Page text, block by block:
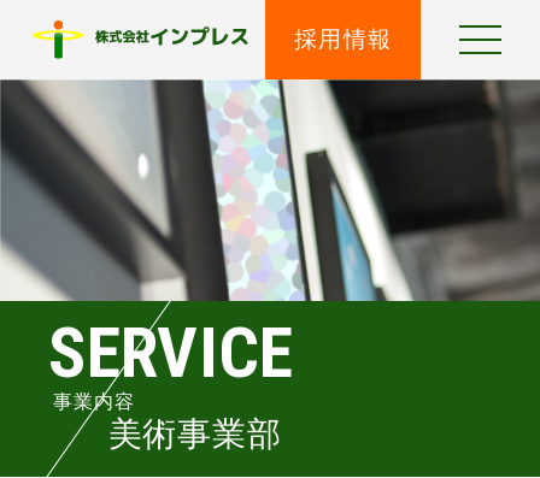
採用情報
SERVICE
事業内容
美術事業部